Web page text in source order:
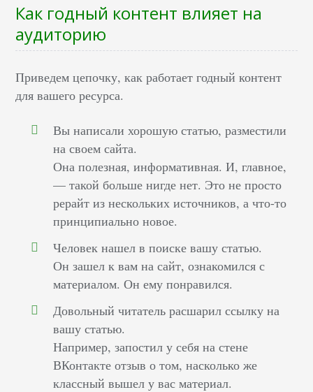
Как годный контент влияет на
аудиторию
Приведем цепочку, как работает годный контент
для вашего ресурса.
Вы написали хорошую статью, разместили
на своем сайта.
Она полезная, информативная. И, главное,
— такой больше нигде нет. Это не просто
рерайт из нескольких источников, а что-то
принципиально новое.
Человек нашел в поиске вашу статью.
Он зашел к вам на сайт, ознакомился с
материалом. Он ему понравился.
Довольный читатель расшарил ссылку на
вашу статью.
Например, запостил у себя на стене
ВКонтакте отзыв о том, насколько же
классный вышел у вас материал.